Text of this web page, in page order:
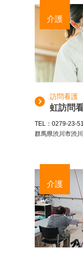
介護
訪問看護
虹訪問
TEL：0279-23-
群馬県渋川市渋
介護